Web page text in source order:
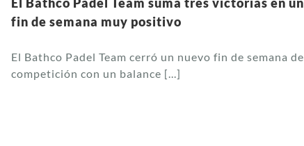
fin de semana muy positivo
El Bathco Padel Team cerró un nuevo fin de semana de
competición con un balance [...]